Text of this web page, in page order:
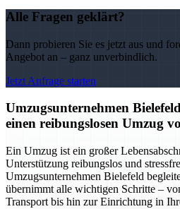
Alle Fragen geklärt?
Dann probieren Sie es jetzt aus und
Angebot an – ganz unverbindlich.
Jetzt Anfrage starten
Umzugsunternehmen
einen reibungslosen Umzug
Ein Umzug ist ein großer
Unterstützung reibungslos und
Umzugsunternehmen Bielefeld
übernimmt alle wichtigen Schritte –
Transport bis hin zur Einrichtung in